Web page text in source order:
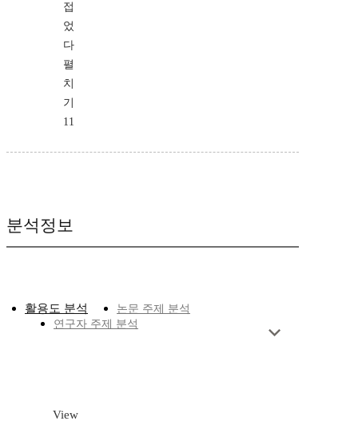
접
었
다
펼
치
기
11
분석정보
활용도 분석
논문 주제 분석
연구자 주제 분석
View